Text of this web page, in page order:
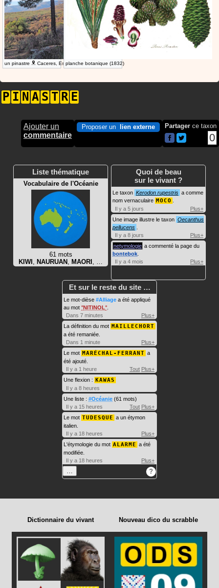
un pinastre Caceres, Espagneplanche botanique (1832)
P I N A S T R E
Ajouter un
commentaire
Proposer un lien externe Partager ce taxon
0
Liste thématique
Vocabulaire de l'Océanie
61 mots
KIWI , NAURUAN , MAORI , …
Quoi de beau
sur le vivant ?
Le taxon Kerodon rupestris a comme
nom vernaculaire MOCO
Il y a 5 jours
Plus+
Une image illustre le taxon Oecanthus
pellucens
Il y a 8 jours
Plus+
netymologie a commenté la page du
bontebok
Il y a 4 mois
Plus+
Et sur le reste du site …
Le mot-dièse #Alliage a été appliqué
au mot NITINOL
Dans 7 minutes
Plus+
La définition du mot MAILLECHORT
a été remaniée.
Dans 1 minute
Plus+
Le mot MARÉCHAL-FERRANT a
été ajouté.
Il y a 1 heure
Tout Plus+
Une flexion :
KAWAS
Il y a 8 heures
Une liste : #Océanie (61 mots)
Il y a 15 heures
Tout Plus+
Le mot TUDESQUE a un étymon
italien.
Il y a 18 heures
Plus+
L'étymologie du mot ALARME a été
modifiée.
Il y a 18 heures
Plus+
… ?
Dictionnaire du vivant Nouveau dico du scrabble